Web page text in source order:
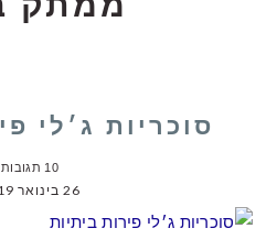
סוכריות ג׳לי
10 תגובות
26 בינואר 2019